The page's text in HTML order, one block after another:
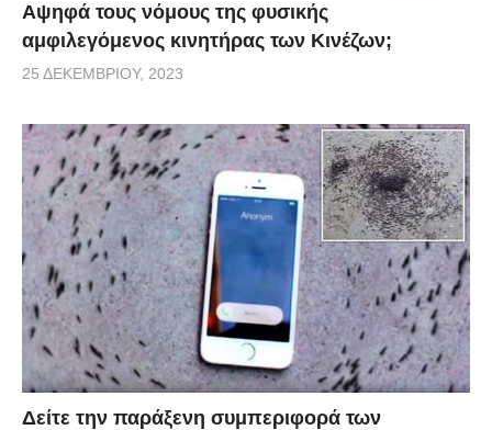
Αψηφά τους νόμους της φυσικής
αμφιλεγόμενος κινητήρας των Κινέζων;
25 ΔΕΚΕΜΒΡΊΟΥ, 2023
Δείτε την παράξενη συμπεριφορά των